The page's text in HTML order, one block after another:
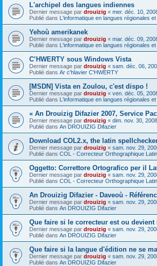
L'archipel des langues indiennes
Dernier message par drouizig « mer. déc. 10,
Publié dans L'informatique en langues régionales
Yehoù amerikanek
Dernier message par drouizig « mar. déc. 09,
Publié dans L'informatique en langues régionales
C’HWERTY sous Windows Vista
Dernier message par drouizig « sam. déc. 06,
Publié dans Ar c'hlavier C'HWERTY
[MSDN] Vista en Zoulou, c'est dispo !
Dernier message par drouizig « ven. déc. 05,
Publié dans L'informatique en langues régionales
« An Drouizig Difazier 2007, Service
Dernier message par drouizig « dim. nov. 30,
Publié dans An DROUIZIG Difazier
Download COL2.x, the latin
Dernier message par drouizig « sam. nov. 29,
Publié dans COL - Correcteur Orthographique
Oggetto: Correttore Ortografico per il
Dernier message par drouizig « sam. nov. 29,
Publié dans COL - Correcteur Orthographique
An Drouizig Difazier - Daveoù -
Dernier message par drouizig « sam. nov. 29,
Publié dans An DROUIZIG Difazier
Que faire si le correcteur est ou devient
Dernier message par drouizig « sam. nov. 29,
Publié dans An DROUIZIG Difazier
Que faire si la langue d'édition ne se
Dernier message par drouizig « sam. nov. 29,
Publié dans An DROUIZIG Difazier